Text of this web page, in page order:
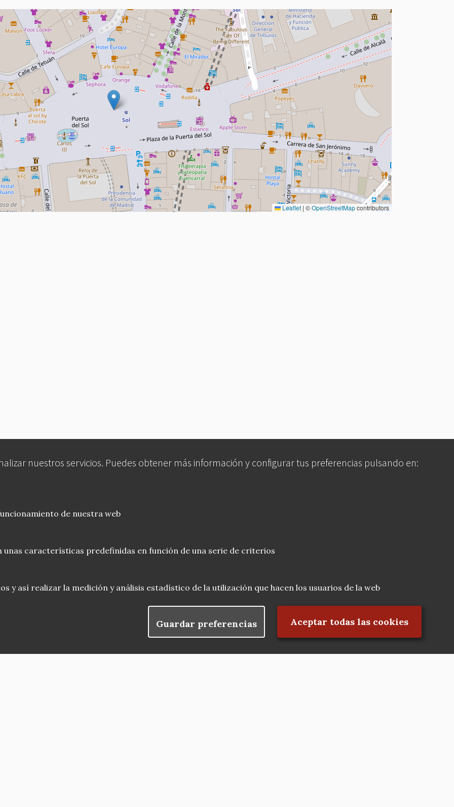
nuestros servicios. Puedes obtener más información y configurar tus preferencias pulsando en:
de nuestra web
unas características predefinidas en función de una serie de criterios
y así realizar la medición y análisis estadístico de la utilización que hacen los usuarios de la web
Guardar preferencias Aceptar todas las cookies
Rechazar el consentimiento
Leaflet | ©OpenStreetMapcontributors